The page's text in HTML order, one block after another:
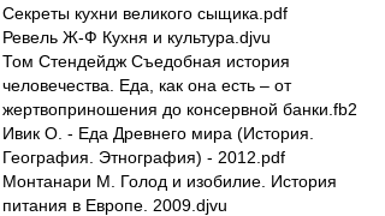
Секреты кухни великого сыщика.pdf
Ревель Ж-Ф Кухня и культура.djvu
Том Стендейдж Съедобная история
человечества. Еда, как она есть – от
жертвоприношения до консервной банки.fb2
Ивик О. - Еда Древнего мира (История.
География. Этнография) - 2012.pdf
Монтанари М. Голод и изобилие. История
питания в Европе. 2009.djvu